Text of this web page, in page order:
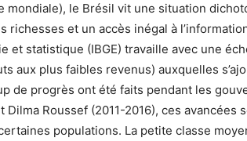
mondiale), le Brésil vit une situation
et un accès inégal à
et statistique (IBGE) travaille avec une
aux plus faibles revenus) auxquelles
de progrès ont été faits pendant les
Dilma Roussef (2011-2016), ces avancées
populations. La petite classe